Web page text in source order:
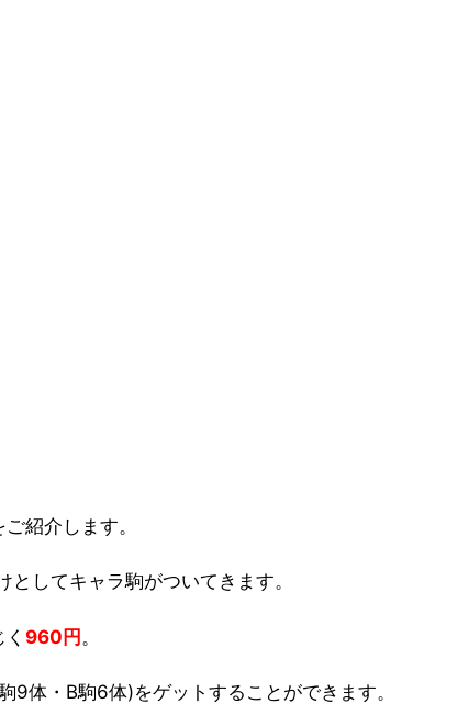
紹介します。
してキャラ駒がついてきます。
960円。
体・B駒6体)をゲットすることができます。